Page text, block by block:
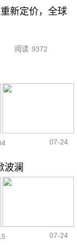
新定价，全球
阅读 9372
07-24
波澜
07-24